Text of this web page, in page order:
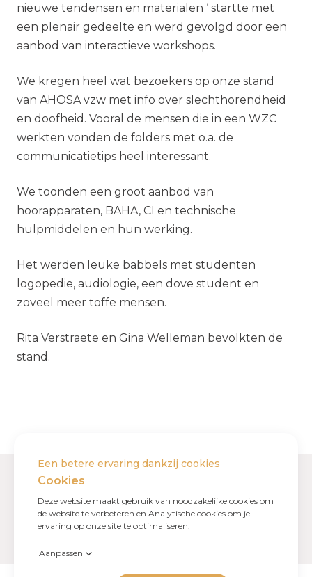
nieuwe tendensen en materialen ‘ startte met
een plenair gedeelte en werd gevolgd door een
aanbod van interactieve workshops.
We kregen heel wat bezoekers op onze stand
van AHOSA vzw met info over slechthorendheid
en doofheid. Vooral de mensen die in een WZC
werkten vonden de folders met o.a. de
communicatietips heel interessant.
We toonden een groot aanbod van
hoorapparaten, BAHA, CI en technische
hulpmiddelen en hun werking.
Het werden leuke babbels met studenten
logopedie, audiologie, een dove student en
zoveel meer toffe mensen.
Rita Verstraete en Gina Welleman bevolkten de
stand.
Ahosa
Footer
Hoorexpert
Nieuwsflits
Keizervest 17, 9000 Gent